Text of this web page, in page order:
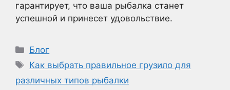
гарантирует, что ваша рыбалка станет
успешной и принесет удовольствие.
Рубрики
Блог
Метки
Как выбрать правильное грузило для
различных типов рыбалки